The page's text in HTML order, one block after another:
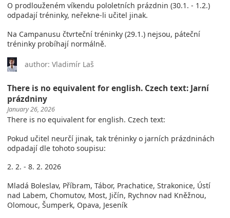
O prodlouženém víkendu pololetních prázdnin (30.1. - 1.2.)
odpadají tréninky, neřekne-li učitel jinak.
Na Campanusu čtvrteční tréninky (29.1.) nejsou, páteční
tréninky probíhají normálně.
author: Vladimír Laš
There is no equivalent for english. Czech text: Jarní
prázdniny
January 26, 2026
There is no equivalent for english. Czech text:
Pokud učitel neurčí jinak, tak tréninky o jarních prázdninách
odpadají dle tohoto soupisu:
2. 2. - 8. 2. 2026
Mladá Boleslav, Příbram, Tábor, Prachatice, Strakonice, Ústí
nad Labem, Chomutov, Most, Jičín, Rychnov nad Kněžnou,
Olomouc, Šumperk, Opava, Jeseník